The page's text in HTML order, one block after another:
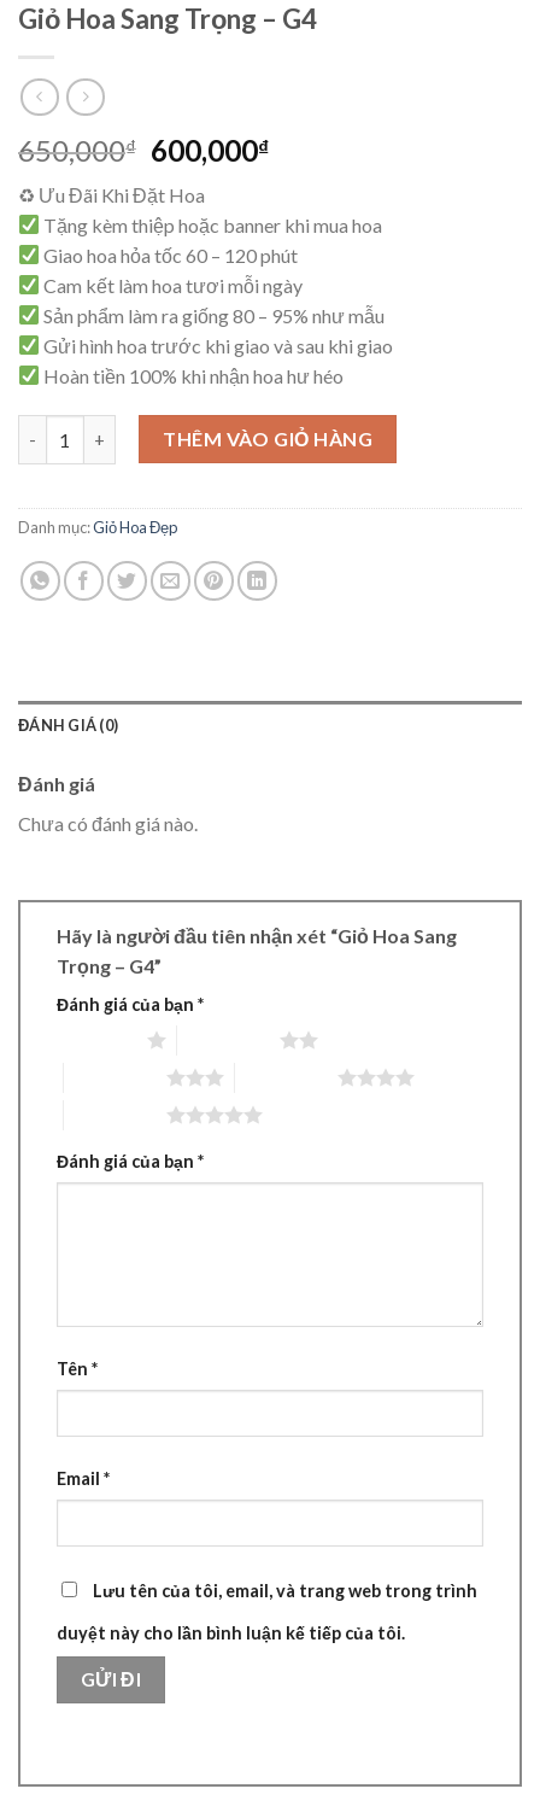
Giỏ Hoa Sang Trọng – G4
650,000₫ Giá
là:
650,000₫.
600,000₫Giá
là:
600,000₫.
♻ Ưu Đãi Khi Đặt Hoa
Tặng kèm thiệp hoặc banner khi mua hoa
Giao hoa hỏa tốc 60 – 120 phút
Cam kết làm hoa tươi mỗi ngày
Sản phẩm làm ra giống 80 – 95% như mẫu
Gửi hình hoa trước khi giao và sau khi giao
Hoàn tiền 100% khi nhận hoa hư héo
Giỏ Hoa Sang Trọng - G4 số lượng
THÊM VÀO GIỎ HÀNG
Danh mục:Giỏ Hoa Đẹp
ĐÁNH GIÁ (0)
Đánh giá
Chưa có đánh giá nào.
Hãy là người đầu tiên nhận xét “Giỏ Hoa Sang
Trọng – G4”
Đánh giá của bạn *
Đánh giá của bạn *
Tên *
Email *
Lưu tên của tôi, email, và trang web trong trình
duyệt này cho lần bình luận kế tiếp của tôi.